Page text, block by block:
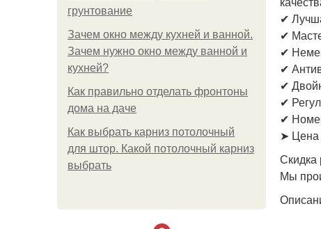
грунтование
Зачем окно между кухней и ванной.
Зачем нужно окно между ванной и
кухней?
Как правильно отделать фронтоны
дома на даче
Как выбрать карниз потолочный
для штор. Какой потолочный карниз
выбрать
✔
✔
✔
✔
✔
✔
✔
➤ Цена
Скидка
Мы